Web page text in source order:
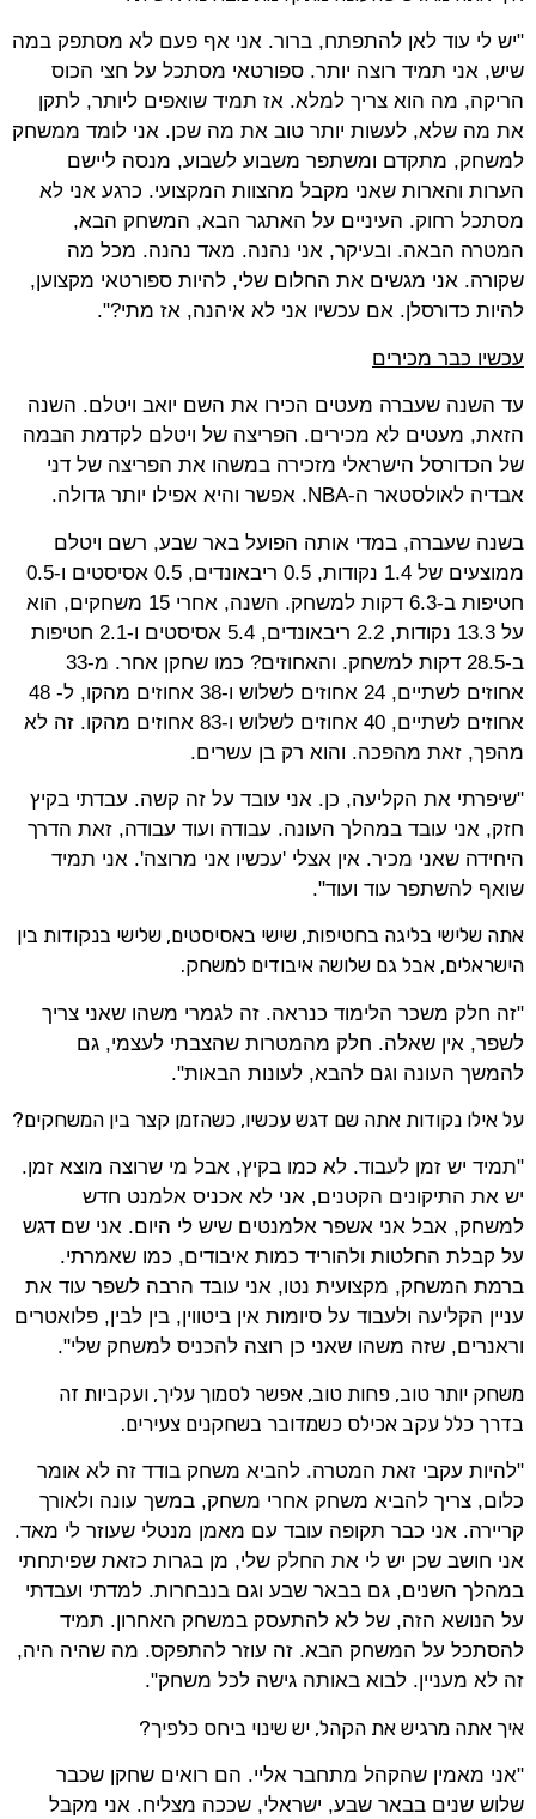
"יש לי עוד לאן להתפתח, ברור. אני אף פעם לא מסתפק במה
שיש, אני תמיד רוצה יותר. ספורטאי מסתכל על חצי הכוס
הריקה, מה הוא צריך למלא. אז תמיד שואפים ליותר, לתקן
את מה שלא, לעשות יותר טוב את מה שכן. אני לומד ממשחק
למשחק, מתקדם ומשתפר משבוע לשבוע, מנסה ליישם
הערות והארות שאני מקבל מהצוות המקצועי. כרגע אני לא
מסתכל רחוק. העיניים על האתגר הבא, המשחק הבא,
המטרה הבאה. ובעיקר, אני נהנה. מאד נהנה. מכל מה
שקורה. אני מגשים את החלום שלי, להיות ספורטאי מקצוען,
להיות כדורסלן. אם עכשיו אני לא איהנה, אז מתי?".
עכשיו כבר מכירים
עד השנה שעברה מעטים הכירו את השם יואב ויטלם. השנה
הזאת, מעטים לא מכירים. הפריצה של ויטלם לקדמת הבמה
של הכדורסל הישראלי מזכירה במשהו את הפריצה של דני
אבדיה לאולסטאר ה-NBA. אפשר והיא אפילו יותר גדולה.
בשנה שעברה, במדי אותה הפועל באר שבע, רשם ויטלם
ממוצעים של 1.4 נקודות, 0.5 ריבאונדים, 0.5 אסיסטים ו-0.5
חטיפות ב-6.3 דקות למשחק. השנה, אחרי 15 משחקים, הוא
על 13.3 נקודות, 2.2 ריבאונדים, 5.4 אסיסטים ו-2.1 חטיפות
ב-28.5 דקות למשחק. והאחוזים? כמו שחקן אחר. מ-33
אחוזים לשתיים, 24 אחוזים לשלוש ו-38 אחוזים מהקו, ל- 48
אחוזים לשתיים, 40 אחוזים לשלוש ו-83 אחוזים מהקו. זה לא
מהפך, זאת מהפכה. והוא רק בן עשרים.
"שיפרתי את הקליעה, כן. אני עובד על זה קשה. עבדתי בקיץ
חזק, אני עובד במהלך העונה. עבודה ועוד עבודה, זאת הדרך
היחידה שאני מכיר. אין אצלי 'עכשיו אני מרוצה'. אני תמיד
שואף להשתפר עוד ועוד".
אתה שלישי בליגה בחטיפות, שישי באסיסטים, שלישי בנקודות בין
הישראלים, אבל גם שלושה איבודים למשחק.
"זה חלק משכר הלימוד כנראה. זה לגמרי משהו שאני צריך
לשפר, אין שאלה. חלק מהמטרות שהצבתי לעצמי, גם
להמשך העונה וגם להבא, לעונות הבאות".
על אילו נקודות אתה שם דגש עכשיו, כשהזמן קצר בין המשחקים?
"תמיד יש זמן לעבוד. לא כמו בקיץ, אבל מי שרוצה מוצא זמן.
יש את התיקונים הקטנים, אני לא אכניס אלמנט חדש
למשחק, אבל אני אשפר אלמנטים שיש לי היום. אני שם דגש
על קבלת החלטות ולהוריד כמות איבודים, כמו שאמרתי.
ברמת המשחק, מקצועית נטו, אני עובד הרבה לשפר עוד את
עניין הקליעה ולעבוד על סיומות אין ביטווין, בין לבין, פלואטרים
וראנרים, שזה משהו שאני כן רוצה להכניס למשחק שלי".
משחק יותר טוב, פחות טוב, אפשר לסמוך עליך, ועקביות זה
בדרך כלל עקב אכילס כשמדובר בשחקנים צעירים.
"להיות עקבי זאת המטרה. להביא משחק בודד זה לא אומר
כלום, צריך להביא משחק אחרי משחק, במשך עונה ולאורך
קריירה. אני כבר תקופה עובד עם מאמן מנטלי שעוזר לי מאד.
אני חושב שכן יש לי את החלק שלי, מן בגרות כזאת שפיתחתי
במהלך השנים, גם בבאר שבע וגם בנבחרות. למדתי ועבדתי
על הנושא הזה, של לא להתעסק במשחק האחרון. תמיד
להסתכל על המשחק הבא. זה עוזר להתפקס. מה שהיה היה,
זה לא מעניין. לבוא באותה גישה לכל משחק".
איך אתה מרגיש את הקהל, יש שינוי ביחס כלפיך?
"אני מאמין שהקהל מתחבר אליי. הם רואים שחקן שכבר
שלוש שנים בבאר שבע, ישראלי, שככה מצליח. אני מקבל